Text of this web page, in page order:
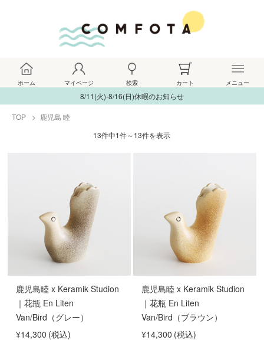
ホーム マイページ 検索 カート メニュー
8/11(火)-8/16(日)休暇のお知らせ
TOP
鹿児島 睦
13件中1件～13件を表示
鹿児島睦 x Keramik Studion
｜花瓶 En Liten
Van/Bird（グレー）
¥14,300 (税込)
鹿児島睦 x Keramik Studion
｜花瓶 En Liten
Van/Bird（ブラウン）
¥14,300 (税込)